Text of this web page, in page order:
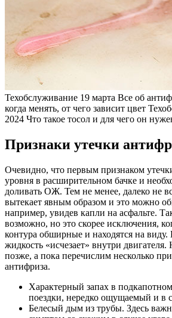
Техобслуживание 19 марта Все об
когда менять, от чего зависит цвет
2024 Что такое тосол и для чего он
Признаки утечки
Очевидно, что первым признаком
уровня в расширительном бачке и
доливать ОЖ. Тем не менее, далеко не
вытекает явным образом и это можно
например, увидев капли на асфальте.
возможно, но это скорее исключения,
контура обширные и находятся на виду.
жидкость «исчезает» внутри
позже, а пока перечислим несколько
антифриза.
Характерный запах в
поездки, нередко ощущаемый и в
Белесый дым из трубы. Здесь